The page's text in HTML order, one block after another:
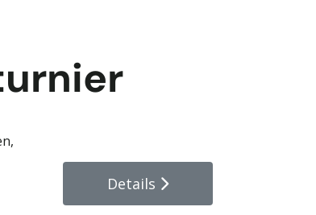
Details